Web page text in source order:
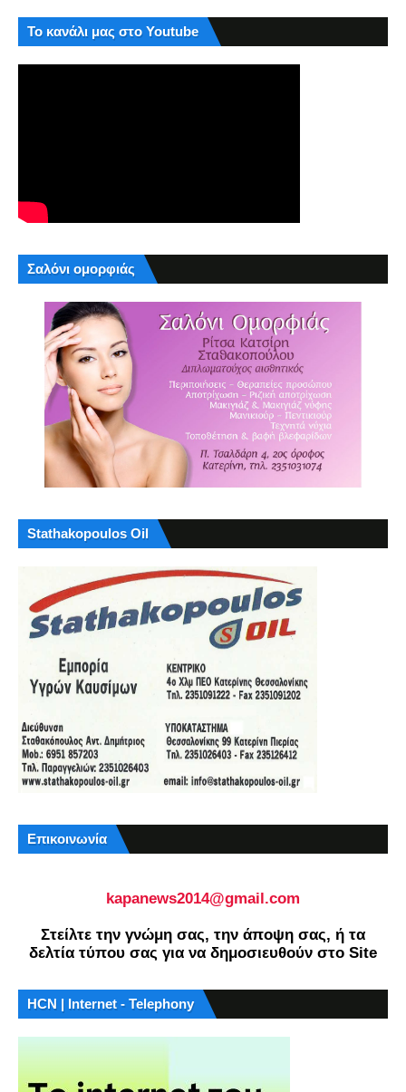
Το κανάλι μας στο Youtube
Σαλόνι ομορφιάς
Stathakopoulos Oil
Επικοινωνία
kapanews2014@gmail.com
Στείλτε την γνώμη σας, την άποψη σας, ή τα
δελτία τύπου σας για να δημοσιευθούν στο Site
HCN | Internet - Telephony